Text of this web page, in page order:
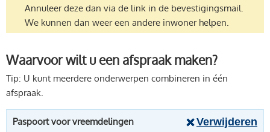
Annuleer deze dan via de link in de bevestigingsmail.
We kunnen dan weer een andere inwoner helpen.
Waarvoor wilt u een afspraak maken?
Tip: U kunt meerdere onderwerpen combineren in één
afspraak.
Paspoort voor vreemdelingen